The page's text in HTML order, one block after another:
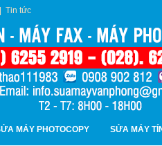
Tin tức
MÁY PHOTOCOPY SỬA MÁY